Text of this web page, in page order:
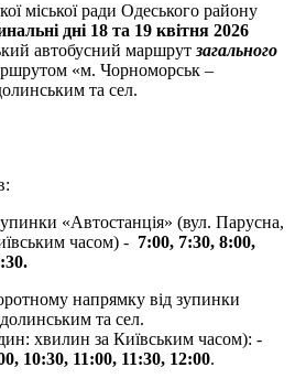
міської ради Одеського району
дні 18 та 19 квітня 2026
автобусний маршрут загального
«м. Чорноморськ –
та сел.
«Автостанція» (вул. Парусна,
часом) - 7:00, 7:30, 8:00,
.
напрямку від зупинки
та сел.
хвилин за Київським часом): -
10:30, 11:00, 11:30, 12:00.